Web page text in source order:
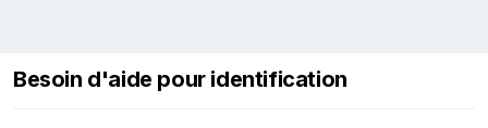
Besoin d'aide pour identification